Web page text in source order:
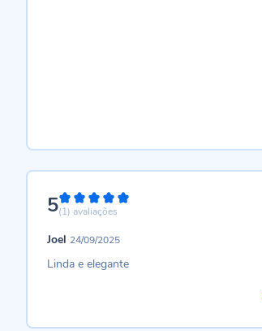
5100%
(1) avaliações
Joel 24/09/2025
Linda e elegante